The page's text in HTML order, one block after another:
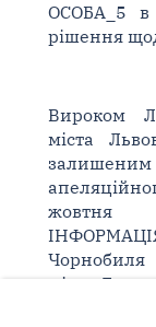
ОСОБА_5 в
рішення
Вироком
міста
жовтня
Чорнобиля
міста
не має